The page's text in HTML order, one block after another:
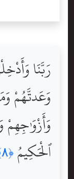
رَبَّنَا
وَعَدتَّهُمْ
وَأَزْوَٰجِهِمْ
ٱلْحَكِيمُ ﴿٨﴾